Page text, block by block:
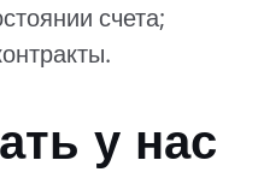
счета;
у нас